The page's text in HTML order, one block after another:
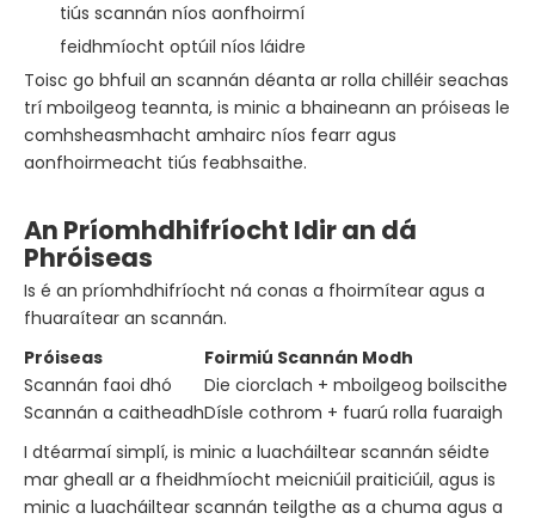
tiús scannán níos aonfhoirmí
feidhmíocht optúil níos láidre
Toisc go bhfuil an scannán déanta ar rolla chilléir seachas
trí mboilgeog teannta, is minic a bhaineann an próiseas le
comhsheasmhacht amhairc níos fearr agus
aonfhoirmeacht tiús feabhsaithe.
An Príomhdhifríocht Idir an dá
Phróiseas
Is é an príomhdhifríocht ná conas a fhoirmítear agus a
fhuaraítear an scannán.
Próiseas
Foirmiú Scannán Modh
Scannán faoi dhó
Die ciorclach + mboilgeog boilscithe
Scannán a caitheadhDísle cothrom + fuarú rolla fuaraigh
I dtéarmaí simplí, is minic a luacháiltear scannán séidte
mar gheall ar a fheidhmíocht meicniúil praiticiúil, agus is
minic a luacháiltear scannán teilgthe as a chuma agus a